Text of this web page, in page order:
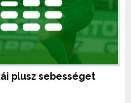
plusz sebességet